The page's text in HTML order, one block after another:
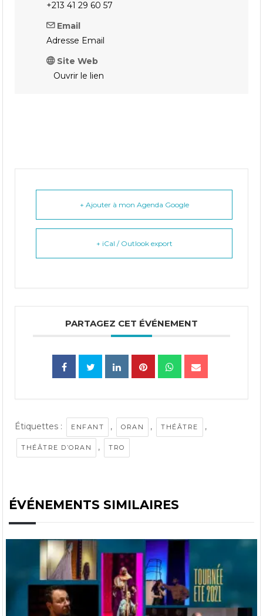
+213 41 29 60 57
Email
Adresse Email
Site Web
Ouvrir le lien
+ Ajouter à mon Agenda Google
+ iCal / Outlook export
PARTAGEZ CET ÉVÉNEMENT
Étiquettes : ENFANT , ORAN , THÉÂTRE ,
THÉÂTRE D’ORAN , TRO
ÉVÉNEMENTS SIMILAIRES